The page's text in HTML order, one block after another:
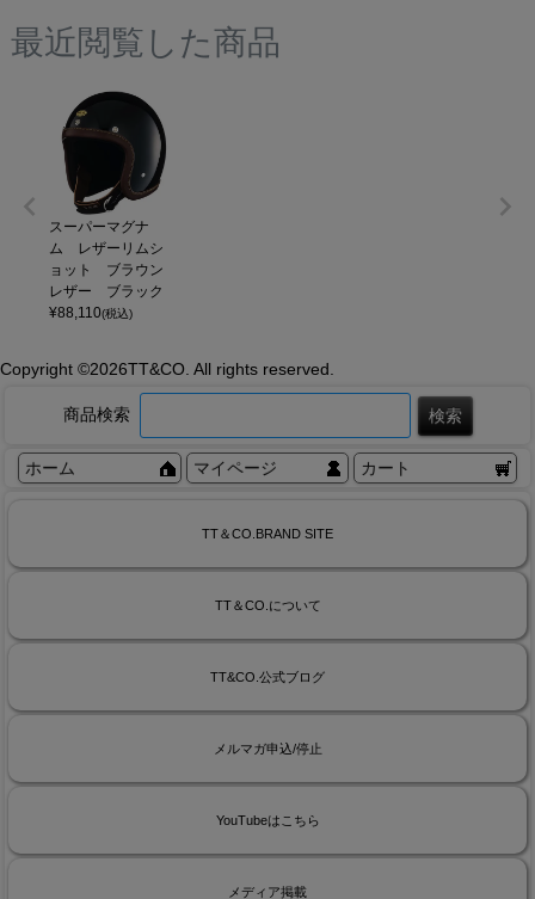
最近閲覧した商品
スーパーマグナ
ム レザーリムシ
ョット ブラウン
レザー ブラック
¥88,110(税込)
Copyright ©2026TT&CO. All rights reserved.
商品検索
ホーム マイページ カート
TT＆CO.BRAND SITE
TT＆CO.について
TT&CO.公式ブログ
メルマガ申込/停止
YouTubeはこちら
メディア掲載